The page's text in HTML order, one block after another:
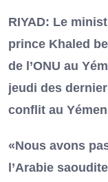
RIYAD: Le
prince Khaled
de l’ONU au
jeudi des
conflit au
«Nous avons
l’Arabie